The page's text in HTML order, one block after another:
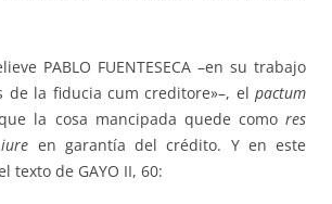
PABLO FUENTESECA –en su trabajo
de la fiducia cum creditore»–, el pactum
la cosa mancipada quede como res
en garantía del crédito. Y en este
texto de GAYO II, 60: